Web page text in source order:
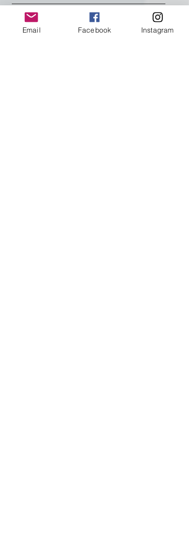
Email
Email Facebook Instagram